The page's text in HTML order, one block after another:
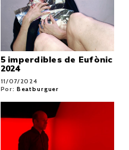
5 imperdibles de Eufònic
2024
11/07/2024
Por: Beatburguer